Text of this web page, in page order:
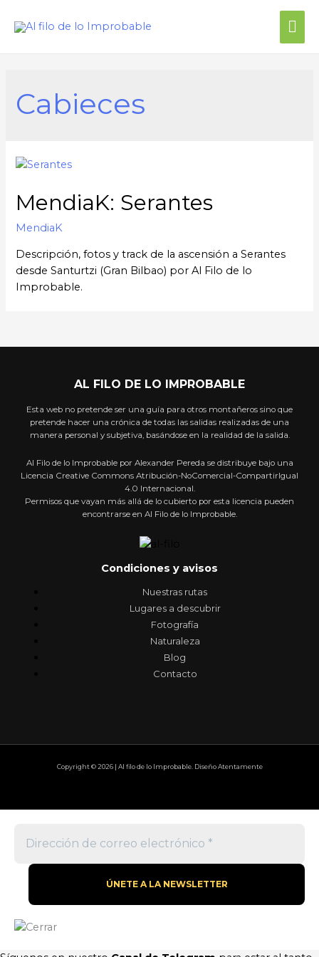
Cabieces
MendiaK: Serantes
MendiaK
Descripción, fotos y track de la ascensión a Serantes
desde Santurtzi (Gran Bilbao) por Al Filo de lo
Improbable.
AL FILO DE LO IMPROBABLE
Esta web no pretende ser una guía para otros montañeros sino que
pretende hacer una crónica de todas las salidas realizadas de una
manera personal y subjetiva, basándose en la realidad de la salida.
Al Filo de lo Improbable por Alexander Pereda se distribuye bajo una
Licencia Creative Commons Atribución-NoComercial-CompartirIgual
4.0 Internacional.
Permisos que vayan más allá de lo cubierto por esta licencia pueden
encontrarse en Al Filo de lo Improbable.
Condiciones y avisos
Nuestras rutas
Lugares a descubrir
Fotografía
Naturaleza
Blog
Contacto
Copyright © 2026 | Al filo de lo Improbable. Diseño Atentamente